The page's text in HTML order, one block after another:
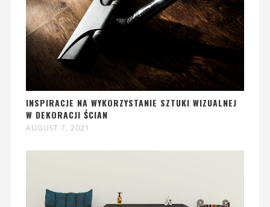
INSPIRACJE NA WYKORZYSTANIE SZTUKI WIZUALNEJ
W DEKORACJI ŚCIAN
AUGUST 7, 2021